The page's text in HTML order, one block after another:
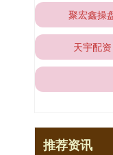
聚宏鑫操
天宇配资
推荐资讯